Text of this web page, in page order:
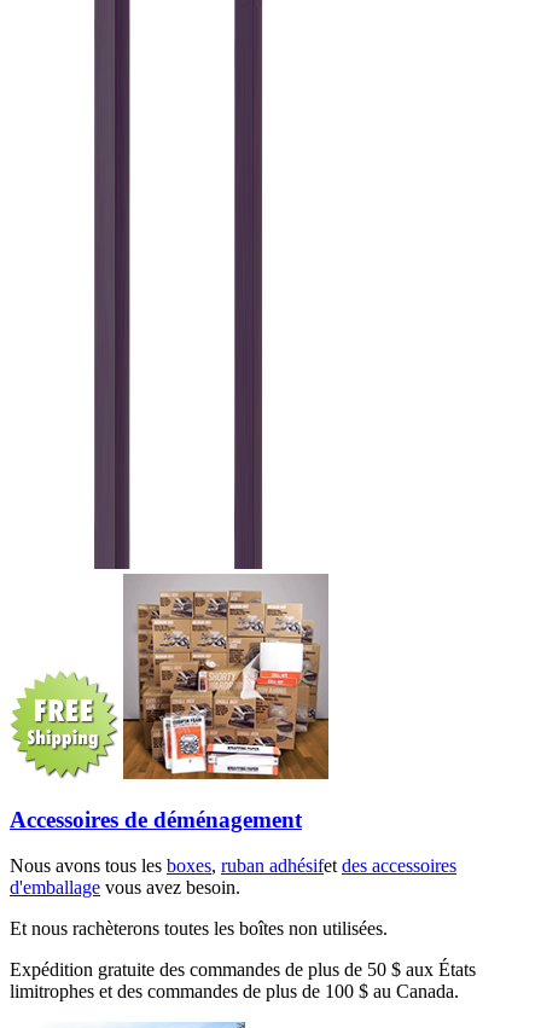
Accessoires de déménagement
Nous avons tous les boxes, ruban adhésifetdes accessoires
d'emballage vous avez besoin.
Et nous rachèterons toutes les boîtes non utilisées.
Expédition gratuite des commandes de plus de 50 $ aux États
limitrophes et des commandes de plus de 100 $ au Canada.